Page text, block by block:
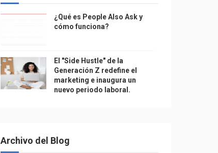
¿Qué es People Also Ask y
cómo funciona?
El "Side Hustle" de la
Generación Z redefine el
marketing e inaugura un
nuevo periodo laboral.
Archivo del Blog